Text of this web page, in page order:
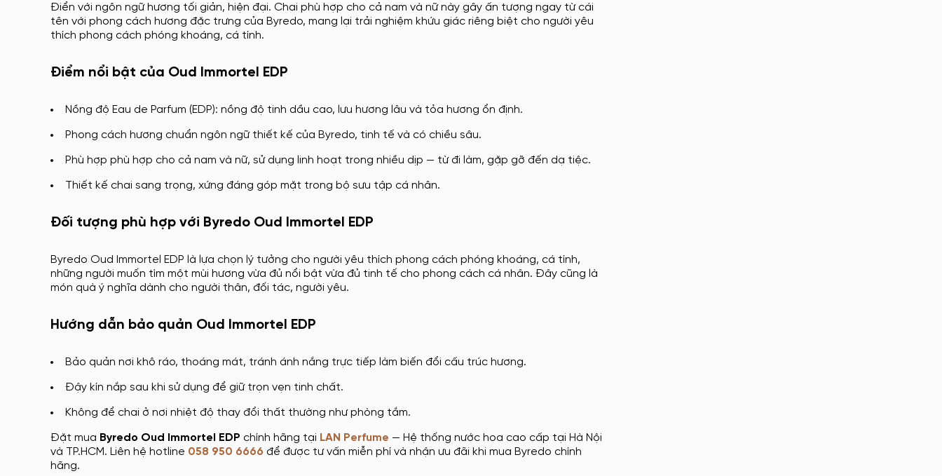
Điển với ngôn ngữ hương tối giản, hiện đại. Chai phù hợp cho cả nam và nữ này gây ấn tượng ngay từ cái
tên với phong cách hương đặc trưng của Byredo, mang lại trải nghiệm khứu giác riêng biệt cho người yêu
thích phong cách phóng khoáng, cá tính.
Điểm nổi bật của Oud Immortel EDP
Nồng độ Eau de Parfum (EDP): nồng độ tinh dầu cao, lưu hương lâu và tỏa hương ổn định.
Phong cách hương chuẩn ngôn ngữ thiết kế của Byredo, tinh tế và có chiều sâu.
Phù hợp phù hợp cho cả nam và nữ, sử dụng linh hoạt trong nhiều dịp — từ đi làm, gặp gỡ đến dạ tiệc.
Thiết kế chai sang trọng, xứng đáng góp mặt trong bộ sưu tập cá nhân.
Đối tượng phù hợp với Byredo Oud Immortel EDP
Byredo Oud Immortel EDP là lựa chọn lý tưởng cho người yêu thích phong cách phóng khoáng, cá tính,
những người muốn tìm một mùi hương vừa đủ nổi bật vừa đủ tinh tế cho phong cách cá nhân. Đây cũng là
món quà ý nghĩa dành cho người thân, đối tác, người yêu.
Hướng dẫn bảo quản Oud Immortel EDP
Bảo quản nơi khô ráo, thoáng mát, tránh ánh nắng trực tiếp làm biến đổi cấu trúc hương.
Đậy kín nắp sau khi sử dụng để giữ trọn vẹn tinh chất.
Không để chai ở nơi nhiệt độ thay đổi thất thường như phòng tắm.
Đặt mua Byredo Oud Immortel EDP chính hãng tại LAN Perfume — Hệ thống nước hoa cao cấp tại Hà Nội
và TP.HCM. Liên hệ hotline 058 950 6666 để được tư vấn miễn phí và nhận ưu đãi khi mua Byredo chính
hãng.